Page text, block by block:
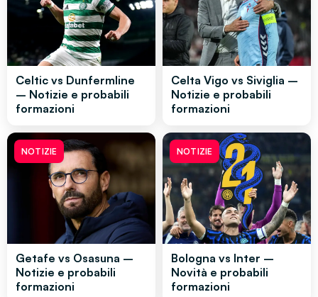
Celtic vs Dunfermline
– Notizie e probabili
formazioni
Celta Vigo vs Siviglia –
Notizie e probabili
formazioni
NOTIZIE
Getafe vs Osasuna –
Notizie e probabili
formazioni
NOTIZIE
Bologna vs Inter –
Novità e probabili
formazioni